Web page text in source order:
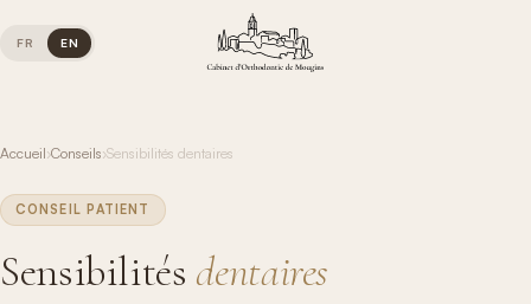
FR EN
Accueil›Conseils›Sensibilités dentaires
CONSEIL PATIENT
Sensibilités dentaires